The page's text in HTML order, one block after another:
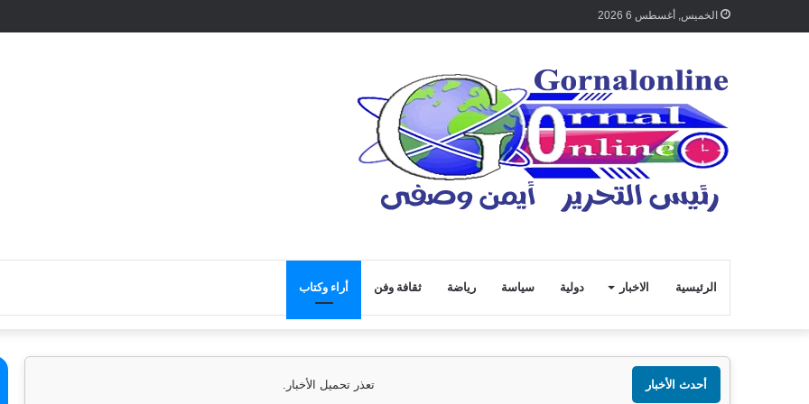
الخميس, أغسطس 6 2026
الرئيسية الاخبار دولية سياسة رياضة ثقافة وفن أراء وكتاب
أحدث الأخبار تعذر تحميل الأخبار.